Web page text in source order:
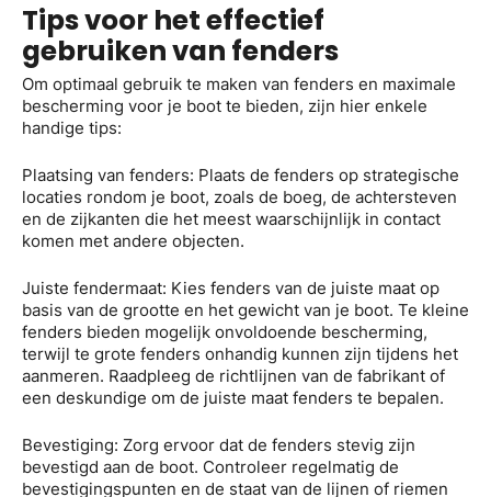
Tips voor het effectief
gebruiken van fenders
Om optimaal gebruik te maken van fenders en maximale
bescherming voor je boot te bieden, zijn hier enkele
handige tips:
Plaatsing van fenders: Plaats de fenders op strategische
locaties rondom je boot, zoals de boeg, de achtersteven
en de zijkanten die het meest waarschijnlijk in contact
komen met andere objecten.
Juiste fendermaat: Kies fenders van de juiste maat op
basis van de grootte en het gewicht van je boot. Te kleine
fenders bieden mogelijk onvoldoende bescherming,
terwijl te grote fenders onhandig kunnen zijn tijdens het
aanmeren. Raadpleeg de richtlijnen van de fabrikant of
een deskundige om de juiste maat fenders te bepalen.
Bevestiging: Zorg ervoor dat de fenders stevig zijn
bevestigd aan de boot. Controleer regelmatig de
bevestigingspunten en de staat van de lijnen of riemen